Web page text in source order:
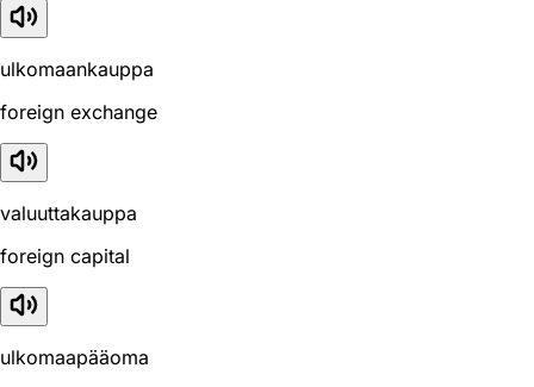
ulkomaankauppa
foreign exchange
valuuttakauppa
foreign capital
ulkomaapääoma